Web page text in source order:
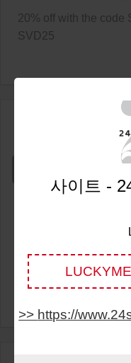
20% off with the code
SVD25
사이트 -
LUCKYME
https://